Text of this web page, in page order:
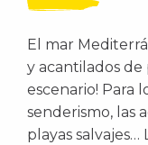
El mar
y acantilados de
escenario! Para
senderismo, las
playas salvajes…